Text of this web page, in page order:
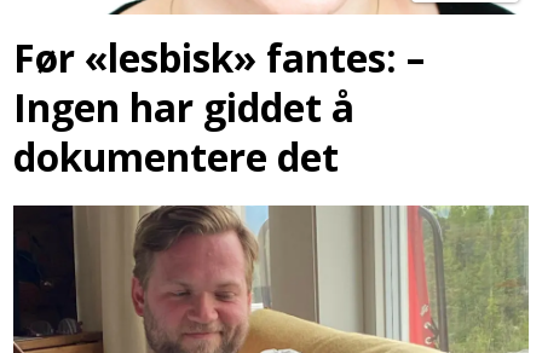
Før «lesbisk» fantes: –
Ingen har giddet å
dokumentere det